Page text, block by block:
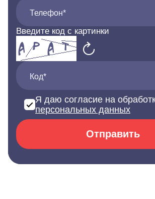
Телефон*
Введите код с картинки
Код*
Я даю согласие на
персональных данных
Отправить